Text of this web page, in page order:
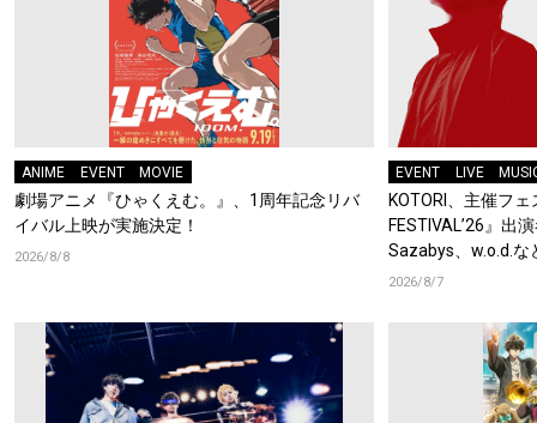
ANIME EVENT MOVIE
劇場アニメ『ひゃくえむ。』、1周年記念リバ
イバル上映が実施決定！
2026/8/8
EVENT LIVE
KOTORI、主催フェ
FESTIVAL’26』出
Sazabys、w.o.d.な
2026/8/7